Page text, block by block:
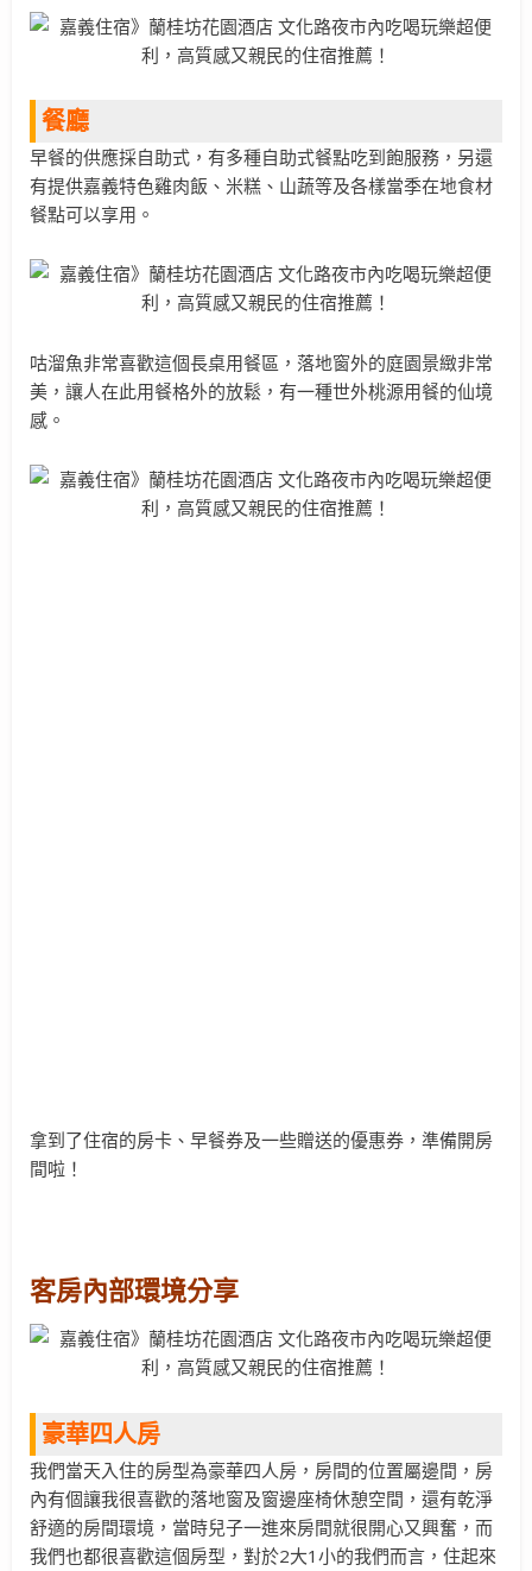
餐廳
早餐的供應採自助式，有多種自助式餐點吃到飽服務，另還
有提供嘉義特色雞肉飯、米糕、山蔬等及各樣當季在地食材
餐點可以享用。
咕溜魚非常喜歡這個長桌用餐區，落地窗外的庭園景緻非常
美，讓人在此用餐格外的放鬆，有一種世外桃源用餐的仙境
感。
拿到了住宿的房卡、早餐券及一些贈送的優惠券，準備開房
間啦！
客房內部環境分享
豪華四人房
我們當天入住的房型為豪華四人房，房間的位置屬邊間，房
內有個讓我很喜歡的落地窗及窗邊座椅休憩空間，還有乾淨
舒適的房間環境，當時兒子一進來房間就很開心又興奮，而
我們也都很喜歡這個房型，對於2大1小的我們而言，住起來